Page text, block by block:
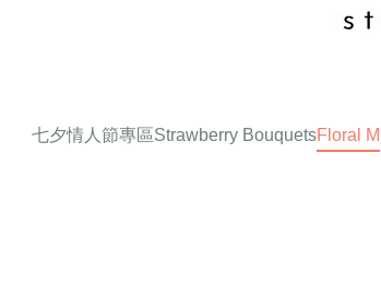
七夕情人節專區Strawberry BouquetsFloral M